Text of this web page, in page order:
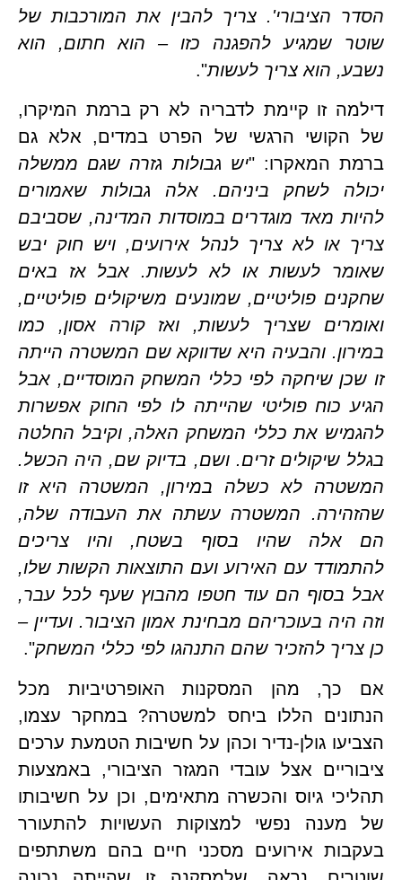
הסדר הציבורי'. צריך להבין את המורכבות של
שוטר שמגיע להפגנה כזו – הוא חתום, הוא
הוא צריך לעשות".
דילמה זו קיימת לדבריה לא רק ברמת המיקרו,
של הקושי הרגשי של הפרט במדים, אלא גם
המאקרו: "
יש גבולות גזרה שגם ממשלה
יכולה לשחק ביניהם. אלה גבולות שאמורים
להיות מאד מוגדרים במוסדות המדינה, שסביבם
צריך או לא צריך לנהל אירועים, ויש חוק יבש
שחקנים פוליטיים, שמונעים משיקולים פוליטיים,
ואומרים שצריך לעשות, ואז קורה אסון, כמו
במירון. והבעיה היא שדווקא שם המשטרה הייתה
זו שכן שיחקה לפי כללי המשחק המוסדיים, אבל
הגיע כוח פוליטי שהייתה לו לפי החוק אפשרות
להגמיש את כללי המשחק האלה, וקיבל החלטה
בגלל שיקולים זרים. ושם, בדיוק שם, היה הכשל.
המשטרה לא כשלה במירון, המשטרה היא זו
הם אלה שהיו בסוף בשטח, והיו צריכים
להתמודד עם האירוע ועם התוצאות הקשות שלו,
אבל בסוף הם עוד חטפו מהבוץ שעף לכל עבר,
וזה היה בעוכריהם מבחינת אמון הציבור. ועדיין –
להזכיר שהם התנהגו לפי כללי המשחק".
הנתונים הללו ביחס למשטרה? במחקר עצמו,
הצביעו גולן-נדיר וכהן על חשיבות הטמעת ערכים
ציבוריים אצל עובדי המגזר הציבורי, באמצעות
תהליכי גיוס והכשרה מתאימים, וכן על חשיבותו
של מענה נפשי למצוקות העשויות להתעורר
בעקבות אירועים מסכני חיים בהם משתתפים